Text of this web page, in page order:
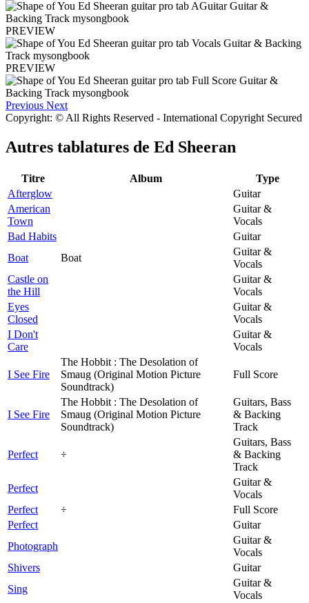
PREVIEW
PREVIEW
Previous Next
Copyright: © All Rights Reserved - International Copyright Secured
Autres tablatures de Ed Sheeran
Titre Album
Type
Afterglow
Guitar
American
Town
Guitar &
Vocals
Bad Habits
Guitar
Boat
Boat
Guitar &
Vocals
Castle on
the Hill
Guitar &
Vocals
Eyes
Closed
Guitar &
Vocals
I Don't
Care
Guitar &
Vocals
I See Fire
The Hobbit : The Desolation of
Smaug (Original Motion Picture
Soundtrack)
Full Score
I See Fire
The Hobbit : The Desolation of
Smaug (Original Motion Picture
Soundtrack)
Guitars, Bass
& Backing
Track
Perfect ÷
Guitars, Bass
& Backing
Track
Perfect
Guitar &
Vocals
Perfect
÷
Full Score
Perfect
Guitar
Photograph
Guitar &
Vocals
Shivers
Guitar
Sing
Guitar &
Vocals